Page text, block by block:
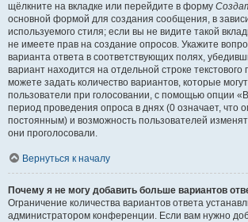
щёлкните на вкладке или перейдите в форму
основной формой для создания сообщения, в
используемого стиля; если вы не видите такой
не имеете прав на создание опросов. Укажите
варианта ответа в соответствующих полях,
вариант находится на отдельной строке
можете задать количество вариантов, которые
пользователи при голосовании, с помощью опции
период проведения опроса в днях (0 означает, что
постоянным) и возможность пользователей
они проголосовали.
Вернуться к началу
Почему я не могу добавить больше вариантов
Ограничение количества вариантов ответа
администратором конференции. Если вам нужно